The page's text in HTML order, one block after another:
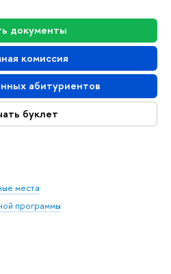
документы
комиссия
абитуриентов
буклет
места
программы